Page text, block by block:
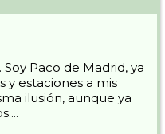
Paco de Madrid, ya
y estaciones a mis
ilusión, aunque ya